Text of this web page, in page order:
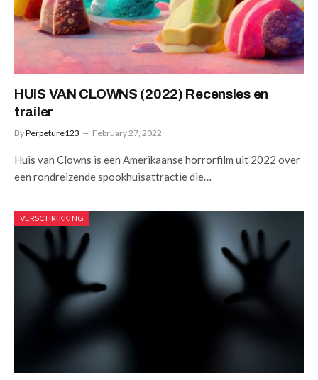
HUIS VAN CLOWNS (2022) Recensies en
trailer
ByPerpeture123 February 27, 2022
Huis van Clowns is een Amerikaanse horrorfilm uit 2022 over
een rondreizende spookhuisattractie die…
VERSCHRIKKING